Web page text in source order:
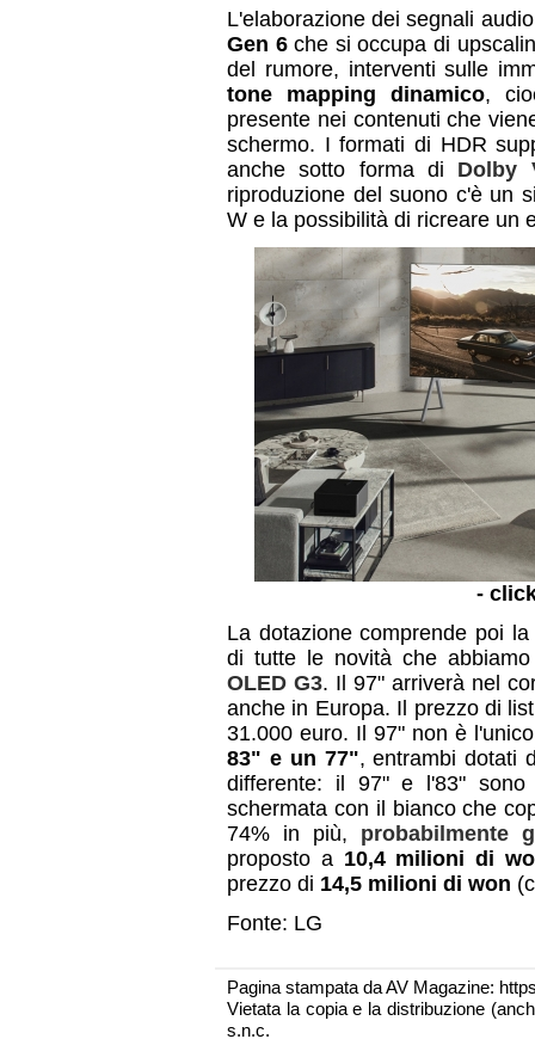
L'elaborazione dei segnali
Gen 6che si occupa di
del rumore, interventi sulle
tone mapping dinamico,
presente nei contenuti che
schermo. I formati di HDR
anche sotto forma di Dolby
riproduzione del suono c'è un
W e la possibilità di ricreare un
-
La dotazione comprende poi
di tutte le novità che
OLED G3. Il 97" arriverà nel
anche in Europa. Il prezzo di
31.000 euro. Il 97" non è
83" e un 77", entrambi dotati
differente: il 97" e l'83"
schermata con il bianco che
74% in più, probabilmente
proposto a 10,4 milioni di
prezzo di 14,5 milioni di won
Fonte: LG
Pagina stampata da AV Magazine:
Vietata la copia e la distribuzione
s.n.c.